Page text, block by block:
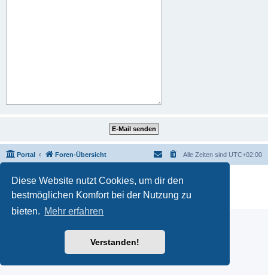
Diese Website nutzt Cookies, um dir den
bestmöglichen Komfort bei der Nutzung zu
bieten. Mehr erfahren
Verstanden!
Portal Foren-Übersicht Alle Zeiten sind UTC+02:00
Powered by phpBB
® Forum Software © phpBB Limited
Deutsche Übersetzung durch
Datenschutz|Nutzungsbedingungen